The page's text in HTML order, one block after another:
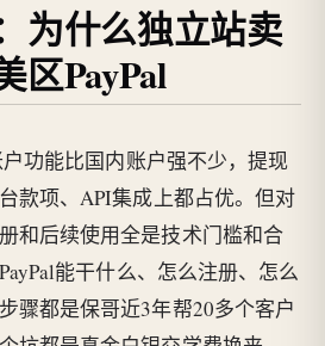
为什么独立站卖
区PayPal
功能比国内账户强不少，提现
款项、API集成上都占优。但对
和后续使用全是技术门槛和合
能干什么、怎么注册、怎么
骤都是保哥近3年帮20多个客户